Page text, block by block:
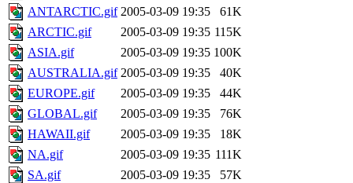
ANTARCTIC.gif 2005-03-09 19:35
61K
ARCTIC.gif
2005-03-09 19:35 115K
ASIA.gif
2005-03-09 19:35 100K
AUSTRALIA.gif 2005-03-09 19:35
40K
EUROPE.gif
2005-03-09 19:35
44K
GLOBAL.gif
2005-03-09 19:35
76K
HAWAII.gif
2005-03-09 19:35
18K
NA.gif
2005-03-09 19:35 111K
SA.gif
2005-03-09 19:35 57K